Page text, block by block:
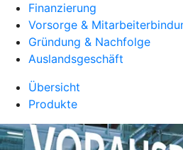
Finanzierung
Vorsorge &
Gründung & Nachfolge
Auslandsgeschäft
Übersicht
Produkte